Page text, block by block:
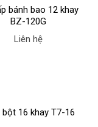
bánh bao 12 khay
BZ-120G
Liên hệ
bột 16 khay T7-16